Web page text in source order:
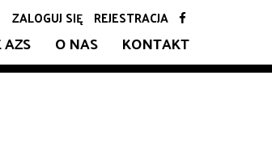
ZALOGUJ SIĘ REJESTRACJA
O NAS KONTAKT